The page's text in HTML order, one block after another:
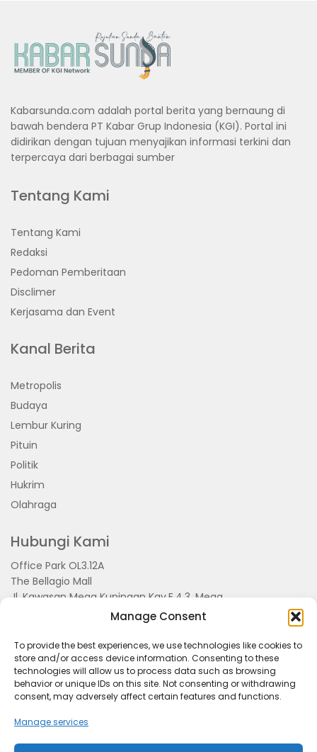
Manage Consent
To provide the best experiences, we use technologies like cookies to
store and/or access device information. Consenting to these
technologies will allow us to process data such as browsing
behavior or unique IDs on this site. Not consenting or withdrawing
consent, may adversely affect certain features and functions.
Manage services
Kabarsunda.com adalah portal berita yang bernaung di
bawah bendera PT Kabar Grup Indonesia (KGI). Portal ini
didirikan dengan tujuan menyajikan informasi terkini dan
terpercaya dari berbagai sumber
Tentang Kami
Tentang Kami
Redaksi
Pedoman Pemberitaan
Disclimer
Kerjasama dan Event
Kanal Berita
Metropolis
Budaya
Lembur Kuring
Pituin
Politik
Hukrim
Olahraga
Hubungi Kami
Office Park OL3.12A
The Bellagio Mall
Jl. Kawasan Mega Kuningan Kav.E.4.3, Mega
Kuningan, Kel. Kuningan Timur,